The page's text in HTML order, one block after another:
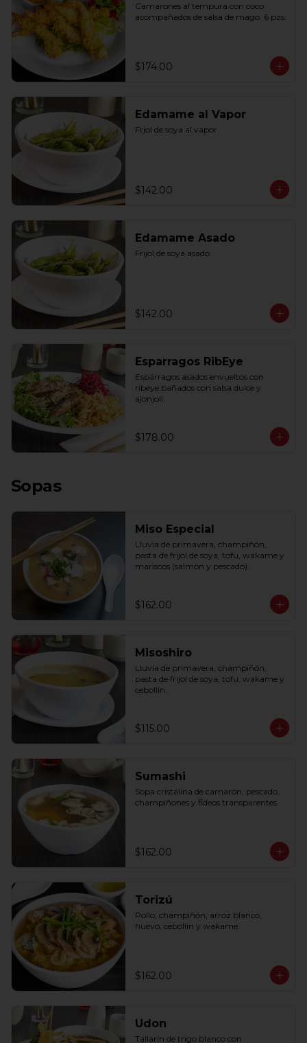
Camarones al tempura con coco
acompañados de salsa de mago. 6 pzs.
$174.00
Edamame al Vapor
Frjol de soya al vapor
$142.00
Edamame Asado
Frijol de soya asado
$142.00
Esparragos RibEye
Espárragos asados envueltos con
ribeye bañados con salsa dulce y
ajonjolí.
$178.00
Sopas
Miso Especial
Lluvia de primavera, champiñón,
pasta de frijol de soya, tofu, wakame y
mariscos (salmón y pescado).
$162.00
Misoshiro
Lluvia de primavera, champiñón,
pasta de frijol de soya, tofu, wakame y
cebollín.
$115.00
Sumashi
Sopa cristalina de camarón, pescado,
champiñones y fideos transparentes.
$162.00
Torizú
Pollo, champiñón, arroz blanco,
huevo, cebollín y wakame.
$162.00
Udon
Tallarín de trigo blanco con